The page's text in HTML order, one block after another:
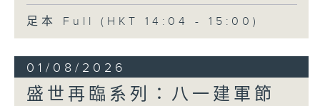
足本 Full (HKT 14:04 - 15:00)
01/08/2026
盛世再臨系列：八一建軍節